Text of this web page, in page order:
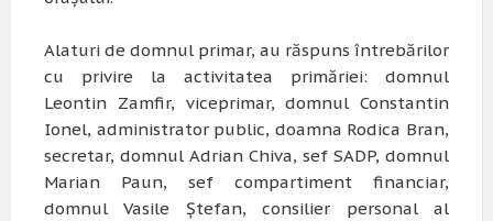
Alaturi de domnul primar, au răspuns întrebărilor
cu privire la activitatea primăriei: domnul
Leontin Zamfir, viceprimar, domnul Constantin
Ionel, administrator public, doamna Rodica Bran,
secretar, domnul Adrian Chiva, sef SADP, domnul
Marian Paun, sef compartiment financiar,
domnul Vasile Ștefan, consilier personal al